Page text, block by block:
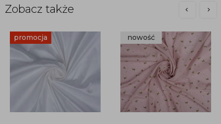
Zobacz także
promocja nowość